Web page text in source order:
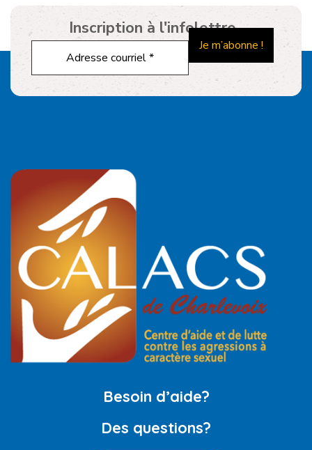
Inscription à l'infolettre
Besoin d’aide?
Des questions?